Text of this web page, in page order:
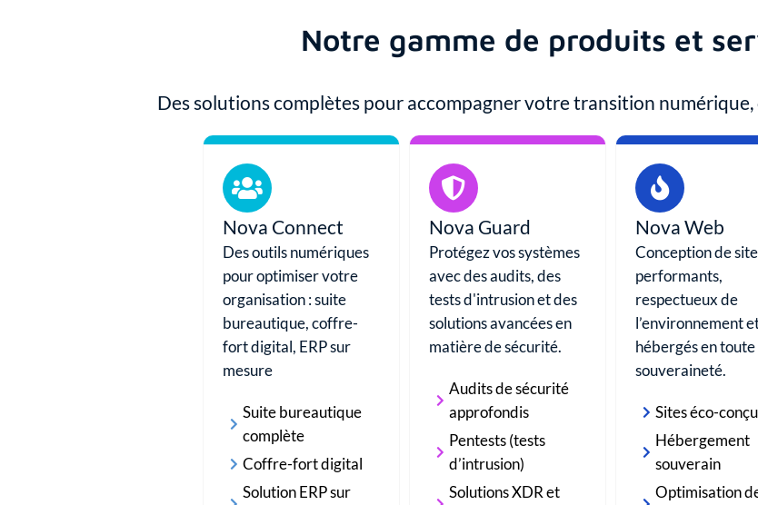
Notre gamme de produits et
Des solutions complètes pour accompagner votre transition numérique,
Nova Connect​
Des outils numériques
pour optimiser votre
organisation : suite
bureautique, coffre-
fort digital, ERP sur
mesure
Suite bureautique
complète
Coffre-fort digital
Solution ERP sur
Nova Guard
Protégez vos systèmes
avec des audits, des
tests d'intrusion et des
solutions avancées en
matière de sécurité.
Audits de sécurité
approfondis
Pentests (tests
d’intrusion)
Solutions XDR et
Nova Web
Conception de
performants,
respectueux de
l’environnement
hébergés en toute
souveraineté.
Sites éco-
Hébergement
souverain
Optimisation